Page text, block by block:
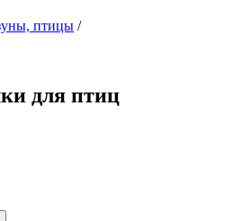
птицы /
для птиц